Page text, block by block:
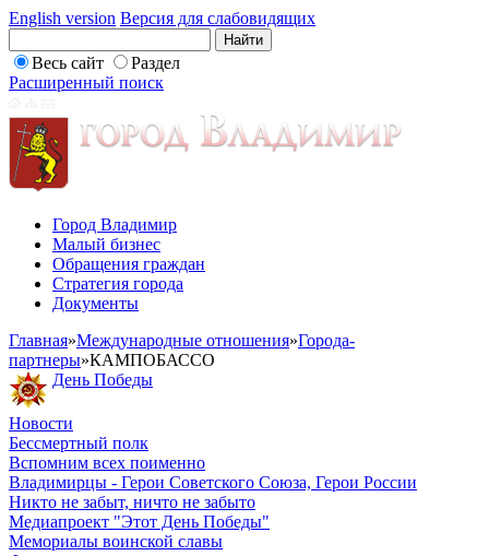
English version Версия для слабовидящих
Весь сайт
Раздел
Расширенный поиск
Город Владимир
Малый бизнес
Обращения граждан
Стратегия города
Документы
Главная»Международные отношения»Города-
партнеры»КАМПОБАССО
День Победы
Новости
Бессмертный полк
Вспомним всех поименно
Владимирцы - Герои Советского Союза, Герои России
Никто не забыт, ничто не забыто
Медиапроект "Этот День Победы"
Мемориалы воинской славы